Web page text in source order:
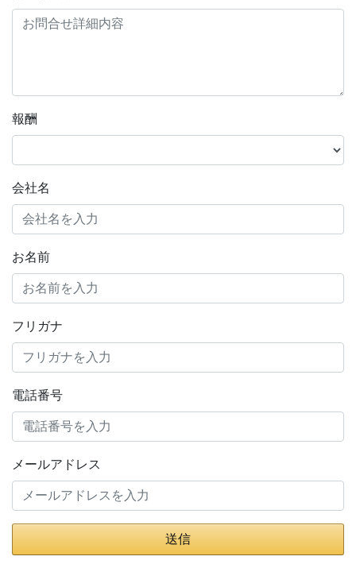
報酬
会社名
お名前
フリガナ
電話番号
メールアドレス
送信